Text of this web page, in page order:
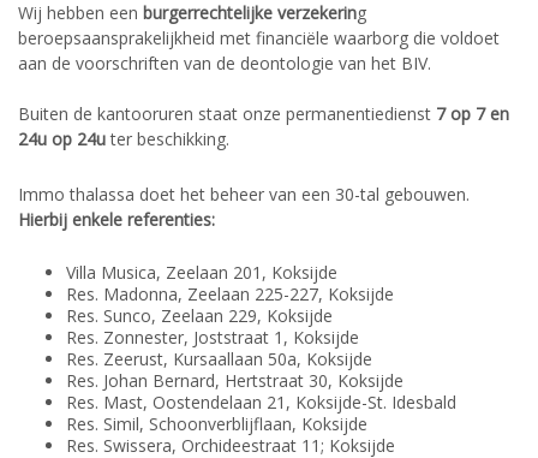
Wij hebben een burgerrechtelijke verzekering
beroepsaansprakelijkheid met financiële waarborg die voldoet
aan de voorschriften van de deontologie van het BIV.
Buiten de kantooruren staat onze permanentiedienst 7 op 7 en
24u op 24uter beschikking.
Immo thalassa doet het beheer van een 30-tal gebouwen.
Hierbij enkele referenties:
Villa Musica, Zeelaan 201, Koksijde
Res. Madonna, Zeelaan 225-227, Koksijde
Res. Sunco, Zeelaan 229, Koksijde
Res. Zonnester, Joststraat 1, Koksijde
Res. Zeerust, Kursaallaan 50a, Koksijde
Res. Johan Bernard, Hertstraat 30, Koksijde
Res. Mast, Oostendelaan 21, Koksijde-St. Idesbald
Res. Simil, Schoonverblijflaan, Koksijde
Res. Swissera, Orchideestraat 11; Koksijde